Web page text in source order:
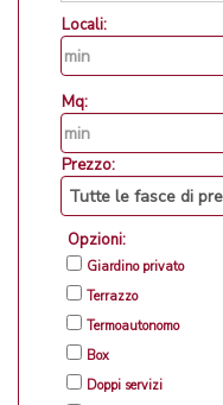
Locali:
Mq:
Prezzo:
Opzioni:
Giardino privato
Terrazzo
Termoautonomo
Box
Doppi servizi